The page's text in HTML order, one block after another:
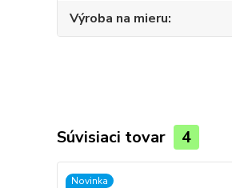
Výroba na mieru
Súvisiaci tovar 4
Novinka